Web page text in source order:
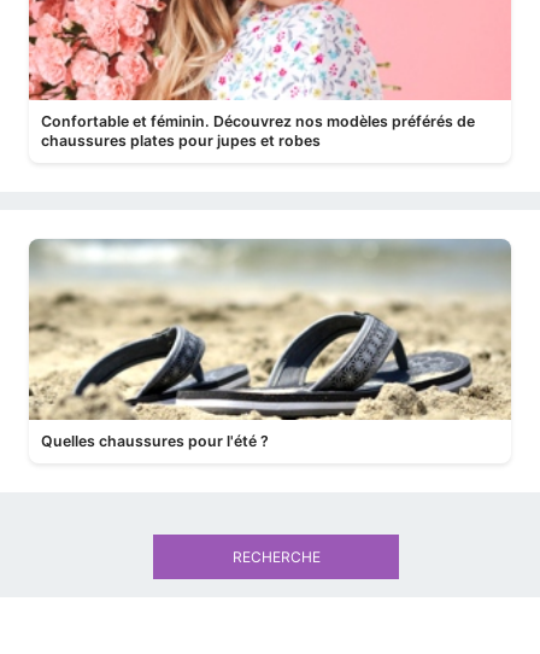
Confortable et féminin. Découvrez nos modèles préférés de
chaussures plates pour jupes et robes
Quelles chaussures pour l'été ?
RECHERCHE